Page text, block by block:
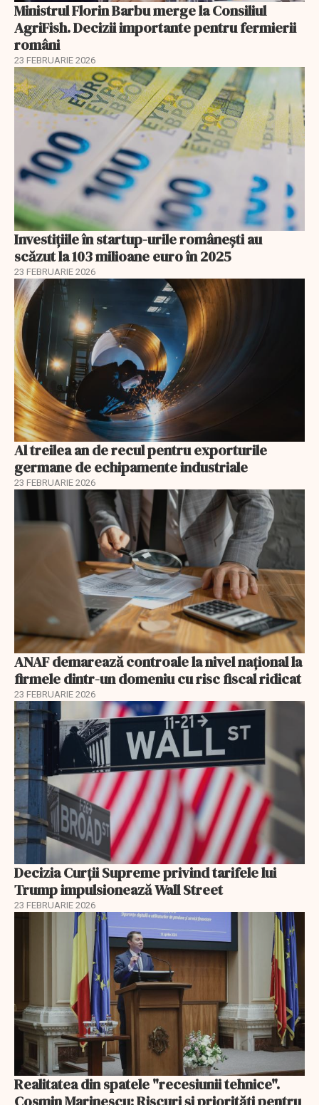
Ministrul Florin Barbu merge la Consiliul
AgriFish. Decizii importante pentru fermierii
români
23 FEBRUARIE 2026
Investiţiile în startup-urile româneşti au
scăzut la 103 milioane euro în 2025
23 FEBRUARIE 2026
Al treilea an de recul pentru exporturile
germane de echipamente industriale
23 FEBRUARIE 2026
ANAF demarează controale la nivel naţional la
firmele dintr-un domeniu cu risc fiscal ridicat
23 FEBRUARIE 2026
Decizia Curții Supreme privind tarifele lui
Trump impulsionează Wall Street
23 FEBRUARIE 2026
Realitatea din spatele "recesiunii tehnice".